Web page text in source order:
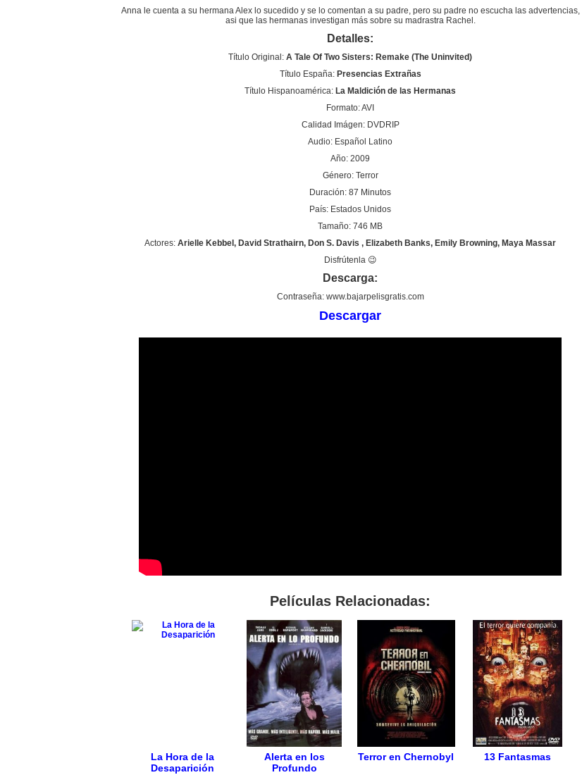
Anna le cuenta a su hermana Alex lo sucedido y se lo comentan a su padre, pero su padre no escucha las advertencias,
asi que las hermanas investigan más sobre su madrastra Rachel.
Detalles:
Título Original: A Tale Of Two Sisters: Remake (The Uninvited)
Título España: Presencias Extrañas
Título Hispanoamérica: La Maldición de las Hermanas
Formato: AVI
Calidad Imágen: DVDRIP
Audio: Español Latino
Año: 2009
Género: Terror
Duración: 87 Minutos
País: Estados Unidos
Tamaño: 746 MB
Actores: Arielle Kebbel, David Strathairn, Don S. Davis , Elizabeth Banks, Emily Browning, Maya Massar
Disfrútenla 😉
Descarga:
Contraseña: www.bajarpelisgratis.com
Descargar
Películas Relacionadas:
La Hora de la
Desaparición
Alerta en los
Profundo
Terror en Chernobyl 13 Fantasmas